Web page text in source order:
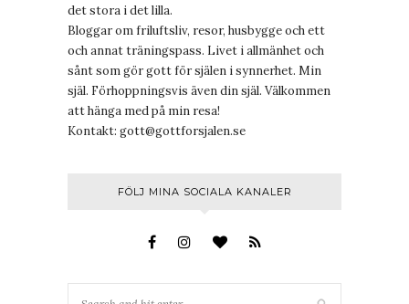
det stora i det lilla.
Bloggar om friluftsliv, resor, husbygge och ett
och annat träningspass. Livet i allmänhet och
sånt som gör gott för själen i synnerhet. Min
själ. Förhoppningsvis även din själ. Välkommen
att hänga med på min resa!
Kontakt: gott@gottforsjalen.se
FÖLJ MINA SOCIALA KANALER